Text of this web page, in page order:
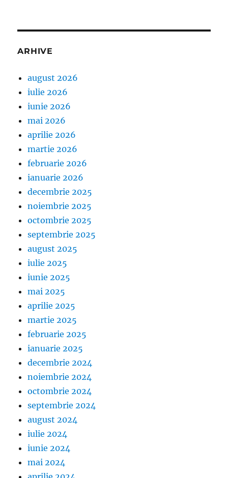
ARHIVE
august 2026
iulie 2026
iunie 2026
mai 2026
aprilie 2026
martie 2026
februarie 2026
ianuarie 2026
decembrie 2025
noiembrie 2025
octombrie 2025
septembrie 2025
august 2025
iulie 2025
iunie 2025
mai 2025
aprilie 2025
martie 2025
februarie 2025
ianuarie 2025
decembrie 2024
noiembrie 2024
octombrie 2024
septembrie 2024
august 2024
iulie 2024
iunie 2024
mai 2024